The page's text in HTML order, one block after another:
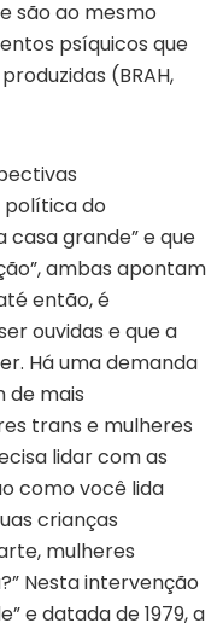
são ao mesmo
psíquicos que
(BRAH,
política do
grande” e que
ambas apontam
então, é
ouvidas e que a
Há uma demanda
de mais
trans e mulheres
lidar com as
como você lida
crianças
mulheres
Nesta intervenção
e datada de 1979, a